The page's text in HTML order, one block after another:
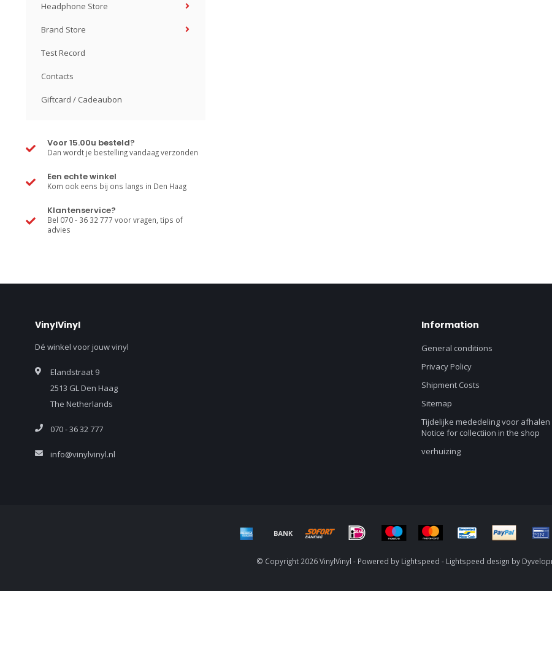
Headphone Store
Brand Store
Test Record
Contacts
Giftcard / Cadeaubon
Voor 15.00u besteld?
Dan wordt je bestelling vandaag verzonden
Een echte winkel
Kom ook eens bij ons langs in Den Haag
Klantenservice?
Bel 070 - 36 32 777 voor vragen, tips of
advies
VinylVinyl
Dé winkel voor jouw vinyl
Elandstraat 9
2513 GL Den Haag
The Netherlands
070 - 36 32 777
info@vinylvinyl.nl
Information
General conditions
Privacy Policy
Shipment Costs
Sitemap
Tijdelijke mededeling voor
Notice for collectiion in the shop
verhuizing
© Copyright 2026 VinylVinyl - Powered by Lightspeed - Lightspeed design by